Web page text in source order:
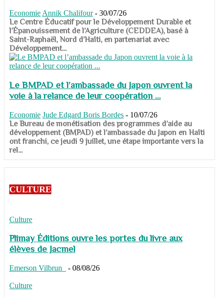
Economie Annik Chalifour - 30/07/26
​​​​​​​Le Centre Éducatif pour le Développement Durable et
l’Épanouissement de l’Agriculture (CEDDEA), basé à
Saint-Raphaël, Nord d’Haïti, en partenariat avec
Développement...
Le BMPAD et l’ambassade du Japon ouvrent la
voie à la relance de leur coopération ...
Economie Jude Edgard Boris Bordes - 10/07/26
​​​​​​​Le Bureau de monétisation des programmes d’aide au
développement (BMPAD) et l’ambassade du Japon en Haïti
ont franchi, ce jeudi 9 juillet, une étape importante vers la
rel...
CULTURE
Culture
Plimay Éditions ouvre les portes du livre aux
élèves de Jacmel
Emerson Vilbrun - 08/08/26
Culture